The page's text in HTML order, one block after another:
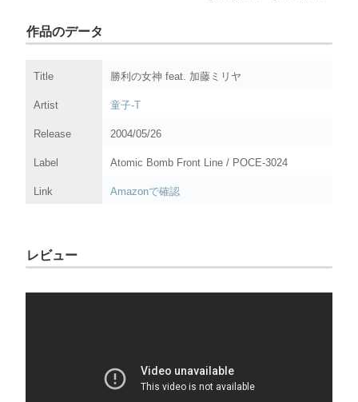
作品のデータ
Title 勝利の女神 feat. 加藤ミリヤ
Artist 童子-T
Release 2004/05/26
Label Atomic Bomb Front Line / POCE-3024
Link Amazonで確認
レビュー